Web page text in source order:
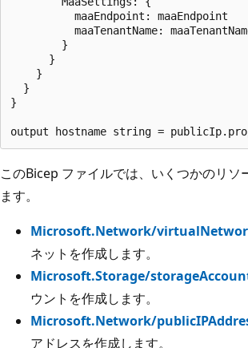
          maaEndpoint: maaEndpoint
maaTenantName:
        }
      }
    }
  }
}
このBicep ファイルでは、いくつかのリソ
ます。
Microsoft.Network/
ネットを作成します。
Microsoft.Storage/
ウントを作成します。
Microsoft.Network/
アドレスを作成します。